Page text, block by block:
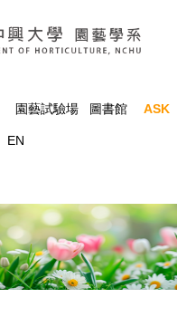
園藝試驗場 圖書館 ASK
EN